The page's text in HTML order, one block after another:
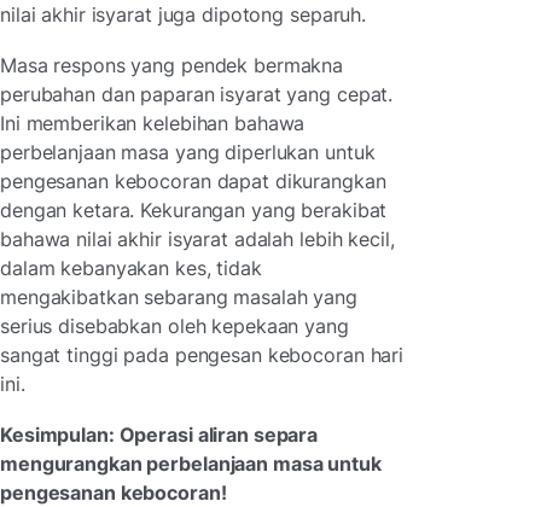
nilai akhir isyarat juga dipotong separuh.
Masa respons yang pendek bermakna
perubahan dan paparan isyarat yang cepat.
Ini memberikan kelebihan bahawa
perbelanjaan masa yang diperlukan untuk
pengesanan kebocoran dapat dikurangkan
dengan ketara. Kekurangan yang berakibat
bahawa nilai akhir isyarat adalah lebih kecil,
dalam kebanyakan kes, tidak
mengakibatkan sebarang masalah yang
serius disebabkan oleh kepekaan yang
sangat tinggi pada pengesan kebocoran hari
ini.
Kesimpulan: Operasi aliran separa
mengurangkan perbelanjaan masa untuk
pengesanan kebocoran!